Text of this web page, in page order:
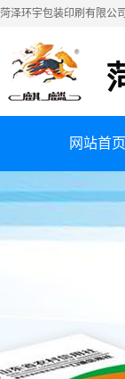
菏泽环宇包装印刷有限公
网站首页